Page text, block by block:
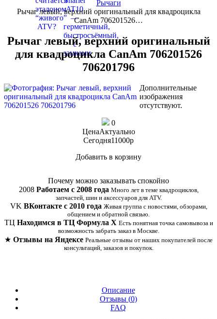
Рычаги
Рычаг левый, верхний оригинальный для квадроцикла
CanAm 706201526…
Рычаг левый, верхний оригинальный
для квадроцикла CanAm 706201526
706201796
Дополнительные
изображения
отсутствуют.
0
ЦенаАктуально
Сегодня11000p
Добавить в корзину
Почему можно заказывать спокойно
2008 Работаем с 2008 года Много лет в теме квадроциклов,
запчастей, шин и аксессуаров для ATV.
VK ВКонтакте с 2010 года Живая группа с новостями, обзорами,
общением и обратной связью.
ТЦ Находимся в ТЦ Формула Х Есть понятная точка самовывоза и
возможность забрать заказ в Москве.
★ Отзывы на Яндексе Реальные отзывы от наших покупателей после
консультаций, заказов и покупок.
Описание
Отзывы (0)
FAQ